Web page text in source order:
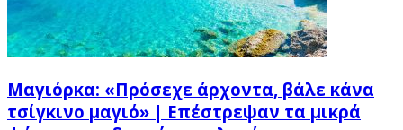
Μαγιόρκα: «Πρόσεχε άρχοντα, βάλε κάνα
τσίγκινο μαγιό» | Επέστρεψαν τα μικρά